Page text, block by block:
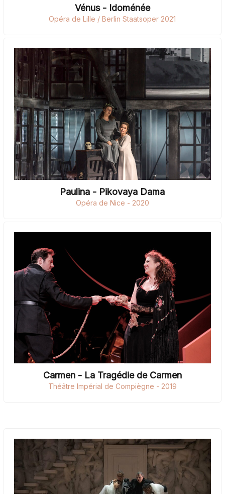
Vénus - Idoménée
Opéra de Lille / Berlin Staatsoper 2021
Paulina - Pikovaya Dama
Opéra de Nice - 2020
Carmen - La Tragédie de Carmen
Théâtre Impérial de Compiègne - 2019